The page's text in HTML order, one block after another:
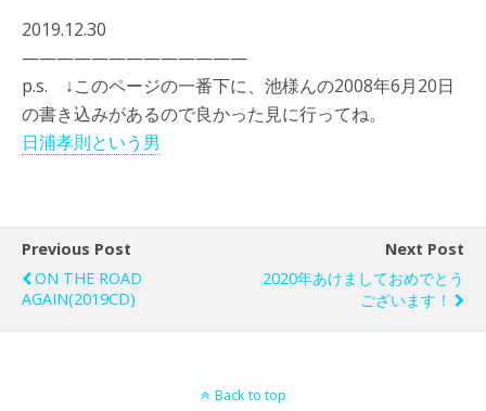
2019.12.30
—————————————
p.s. ↓このページの一番下に、池様んの2008年6月20日
の書き込みがあるので良かった見に行ってね。
日浦孝則という男
Previous Post
ON THE ROAD
AGAIN(2019CD)
Next Post
2020年あけましておめでとう
ございます！
Back to top